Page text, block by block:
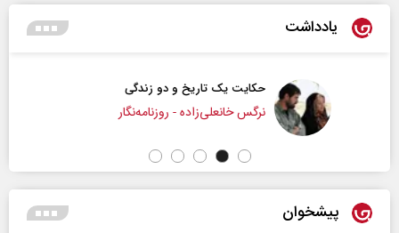
یادداشت
حکایت یک تاریخ و دو زندگی
نرگس خانعلی‌زاده - روزنامه‌نگار
پیشخوان